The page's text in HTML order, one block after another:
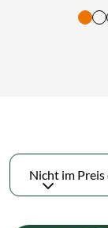
und
Nicht im